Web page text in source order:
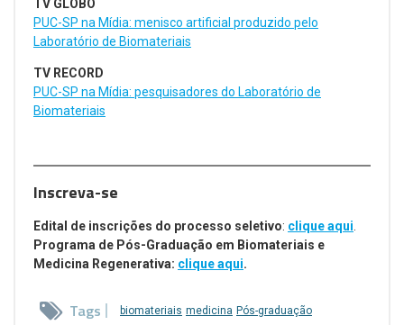
TV GLOBO
PUC-SP na Mídia: menisco artificial produzido pelo
Laboratório de Biomateriais
TV RECORD
PUC-SP na Mídia: pesquisadores do Laboratório de
Biomateriais
Inscreva-se
Edital de inscrições do processo seletivo: clique aqui.
Programa de Pós-Graduação em Biomateriais e
Medicina Regenerativa: clique aqui.
Tags biomateriais medicina Pós-graduação